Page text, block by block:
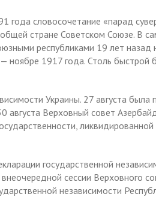
года словосочетание «парад
стране Советском Союзе. В
республиками 19 лет назад
ноябре 1917 года. Столь быстрой
Украины. 27 августа была
августа Верховный совет
государственной
сессии Верховного
независимости